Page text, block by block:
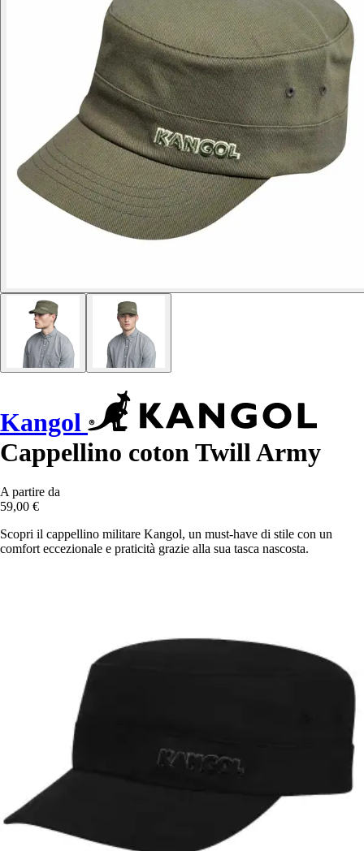
Kangol
Cappellino coton Twill Army
A partire da
59,00 €
Scopri il cappellino militare Kangol, un must-have di stile con un
comfort eccezionale e praticità grazie alla sua tasca nascosta.